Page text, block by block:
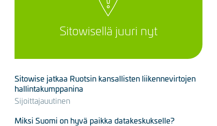
Sitowisellä juuri nyt
Sitowise jatkaa Ruotsin kansallisten liikennevirtojen
hallintakumppanina
Sijoittajauutinen
Miksi Suomi on hyvä paikka datakeskukselle?